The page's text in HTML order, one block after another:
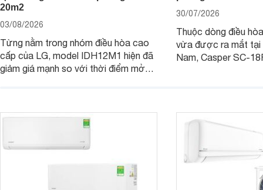
20m2
03/08/2026
Từng nằm trong nhóm điều hòa cao
cấp của LG, model IDH12M1 hiện đã
giảm giá mạnh so với thời điểm mở
đại.
30/07/2026
Thuộc dòng điều
vừa được ra mắt
Nam, Casper SC-
nhiều tính năng và